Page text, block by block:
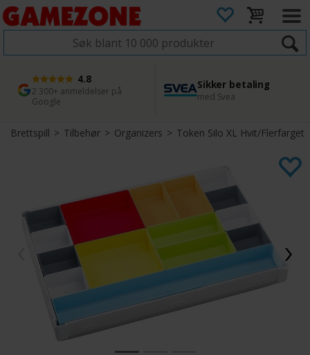
4.8
2 300+ anmeldelser på
Google
Sikker betaling
med Svea
1 dags levering
Bestill innen kl. 12
45 dager returfrist
Enkel retur
Brettspill>Tilbehør>Organizers>Token Silo XL Hvit/Flerfarget